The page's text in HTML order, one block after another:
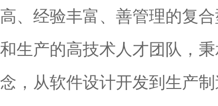
高、经验丰富、善管理的复
和生产的高技术人才团队，
念，从软件设计开发到生产